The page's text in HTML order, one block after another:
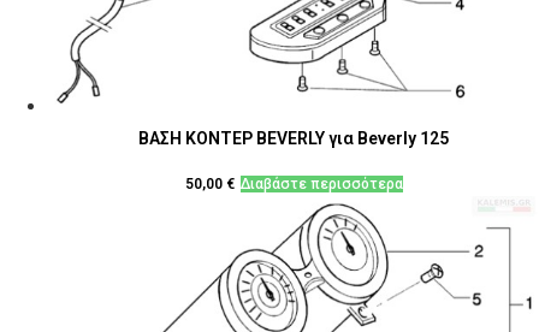
ΒΑΣΗ ΚΟΝΤΕΡ BEVERLY για Beverly 125
50,00 € Διαβάστε περισσότερα